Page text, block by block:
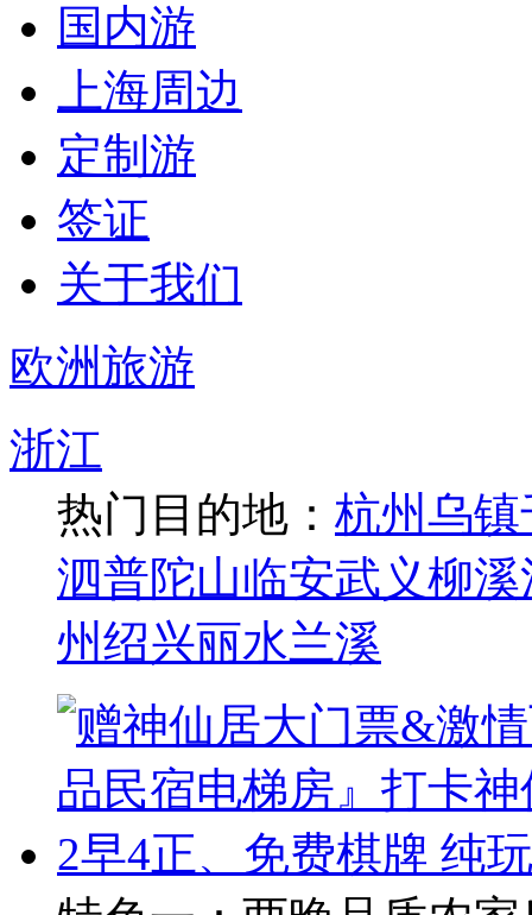
国内游
上海周边
定制游
签证
关于我们
欧洲旅游
浙江
热门目的地： 杭州乌镇
泗普陀山临安武义柳溪
州绍兴丽水兰溪